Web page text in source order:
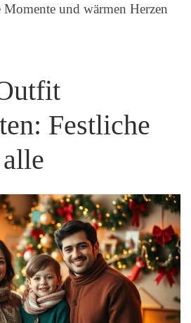
Momente und wärmen Herzen
Festliche